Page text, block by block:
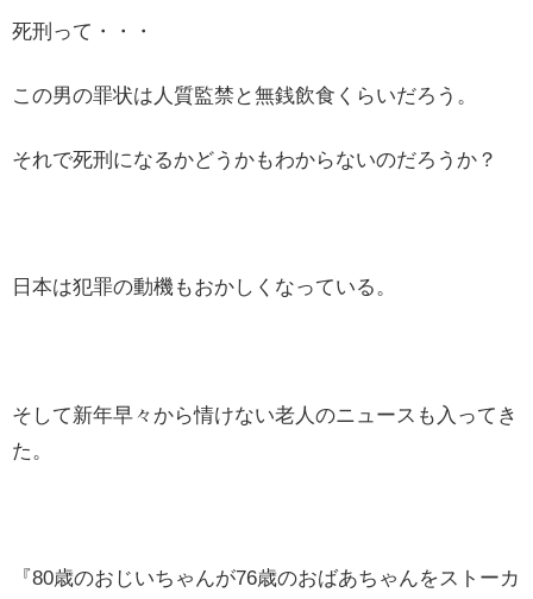
死刑って・・・
この男の罪状は人質監禁と無銭飲食くらいだろう。
それで死刑になるかどうかもわからないのだろうか？
日本は犯罪の動機もおかしくなっている。
そして新年早々から情けない老人のニュースも入ってき
た。
『80歳のおじいちゃんが76歳のおばあちゃんをストーカ